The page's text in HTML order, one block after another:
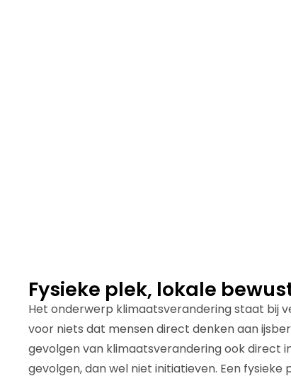
Fysieke plek, lokale
Het onderwerp klimaatsverandering staat bij
voor niets dat mensen direct denken aan
gevolgen van klimaatsverandering ook direct
gevolgen, dan wel niet initiatieven. Een